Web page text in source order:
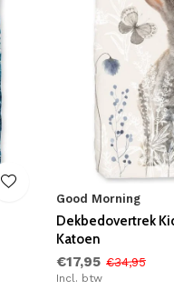
Good Morning
Dekbedovertrek
Katoen
€17,95 €34,95
Incl. btw